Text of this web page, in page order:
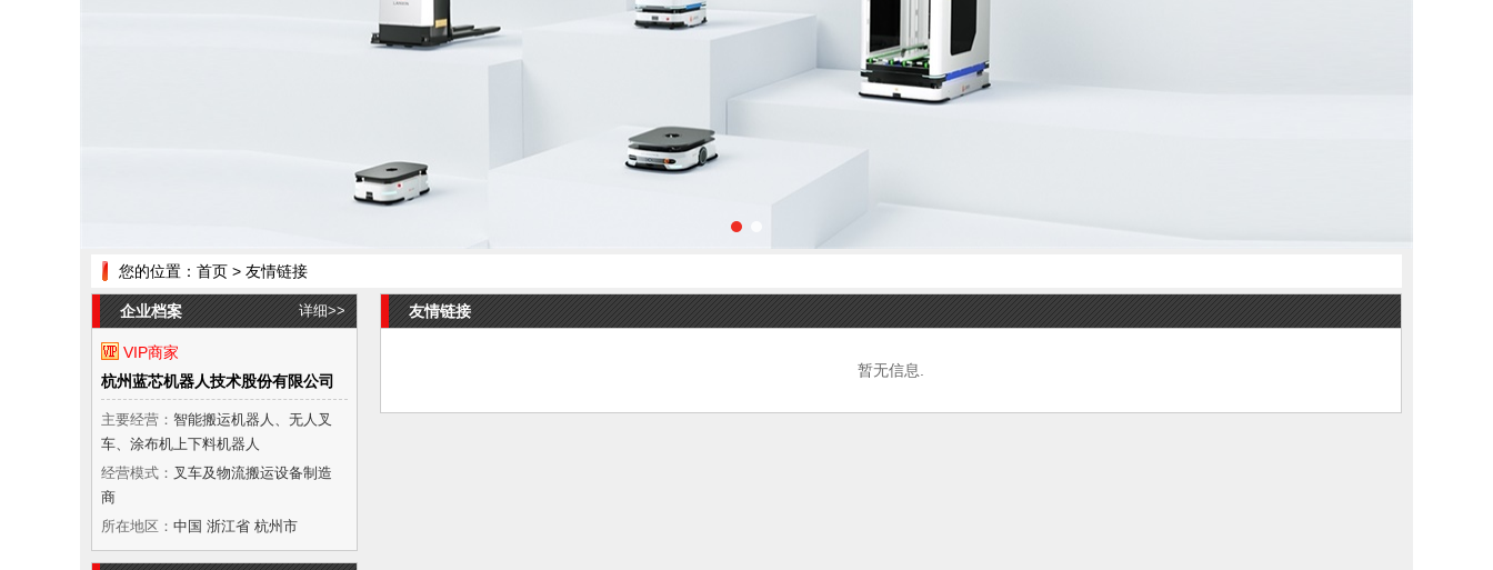
您的位置： 首页 > 友情链接
企业档案 详细>>
VIP商家
杭州蓝芯机器人技术股份有限公司
主要经营： 智能搬运机器人、无人叉
车、涂布机上下料机器人
经营模式： 叉车及物流搬运设备制造
商
所在地区： 中国 浙江省 杭州市
友情链接
暂无信息.